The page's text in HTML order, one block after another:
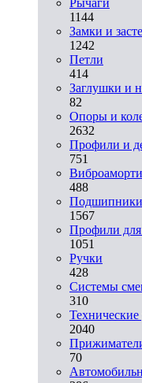
1144
Замки и
1242
Петли
414
Заглушки и
82
Опоры и
2632
Профили и
751
488
Подшипники
1567
Профили для
1051
Ручки
428
Системы
310
2040
70